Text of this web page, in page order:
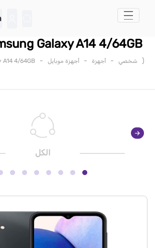
تخطي إلى المحتوى الرئيسي
Galaxy A14 4/64GB
( شخصي - أجهزة - أجهزة موبايل -
A14 4/64GB
الكل